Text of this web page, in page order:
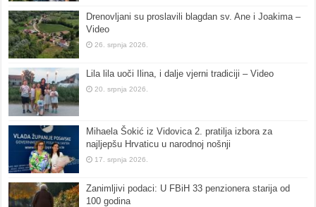
Drenovljani su proslavili blagdan sv. Ane i Joakima –
Video
26. srpnja 2026.
Lila lila uoči Ilina, i dalje vjerni tradiciji – Video
20. srpnja 2026.
Mihaela Šokić iz Vidovica 2. pratilja izbora za
najljepšu Hrvaticu u narodnoj nošnji
17. srpnja 2026.
Zanimljivi podaci: U FBiH 33 penzionera starija od
100 godina